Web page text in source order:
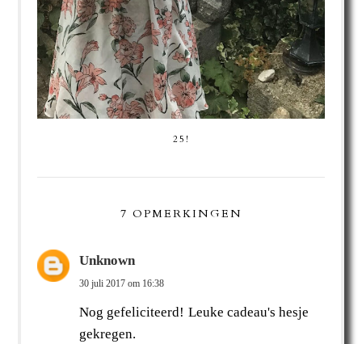
25!
7 OPMERKINGEN
Unknown
30 juli 2017 om 16:38
Nog gefeliciteerd! Leuke cadeau's hesje
gekregen.